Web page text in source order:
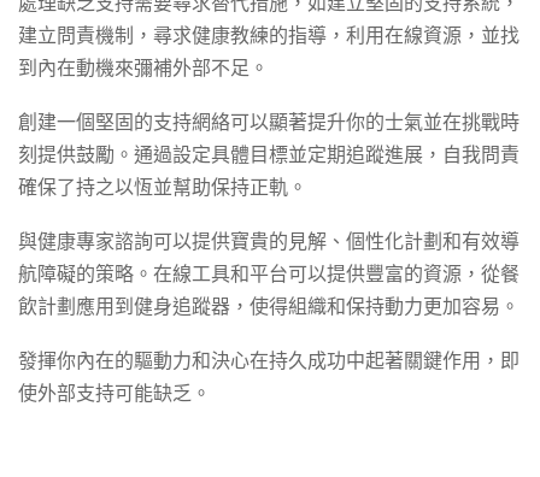
建立問責機制，尋求健康教練的指導，利用在線資源，並找
到內在動機來彌補外部不足。
創建一個堅固的支持網絡可以顯著提升你的士氣並在挑戰時
刻提供鼓勵。通過設定具體目標並定期追蹤進展，自我問責
確保了持之以恆並幫助保持正軌。
與健康專家諮詢可以提供寶貴的見解、個性化計劃和有效導
航障礙的策略。在線工具和平台可以提供豐富的資源，從餐
飲計劃應用到健身追蹤器，使得組織和保持動力更加容易。
發揮你內在的驅動力和決心在持久成功中起著關鍵作用，即
使外部支持可能缺乏。